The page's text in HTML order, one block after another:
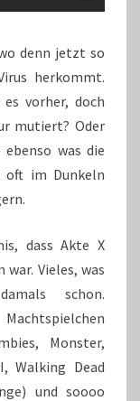
denn jetzt so
herkommt.
vorher, doch
mutiert? Oder
was die
oft im Dunkeln
dass Akte X
Vieles, was
schon.
Monster,
Walking Dead
und soooo